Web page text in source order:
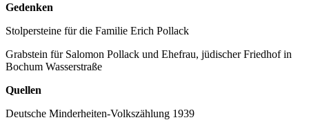
Gedenken
Stolpersteine für die Familie Erich Pollack
Grabstein für Salomon Pollack und Ehefrau, jüdischer Friedhof in
Bochum Wasserstraße
Quellen
Deutsche Minderheiten-Volkszählung 1939